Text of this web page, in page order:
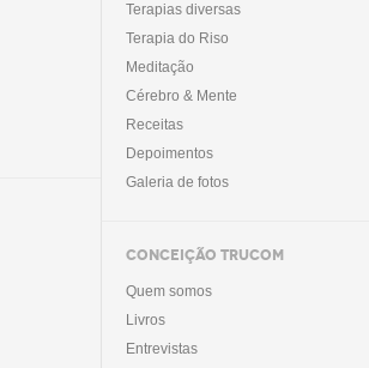
Terapias diversas
Terapia do Riso
Meditação
Cérebro & Mente
Receitas
Depoimentos
Galeria de fotos
CONCEIÇÃO TRUCOM
Quem somos
Livros
Entrevistas